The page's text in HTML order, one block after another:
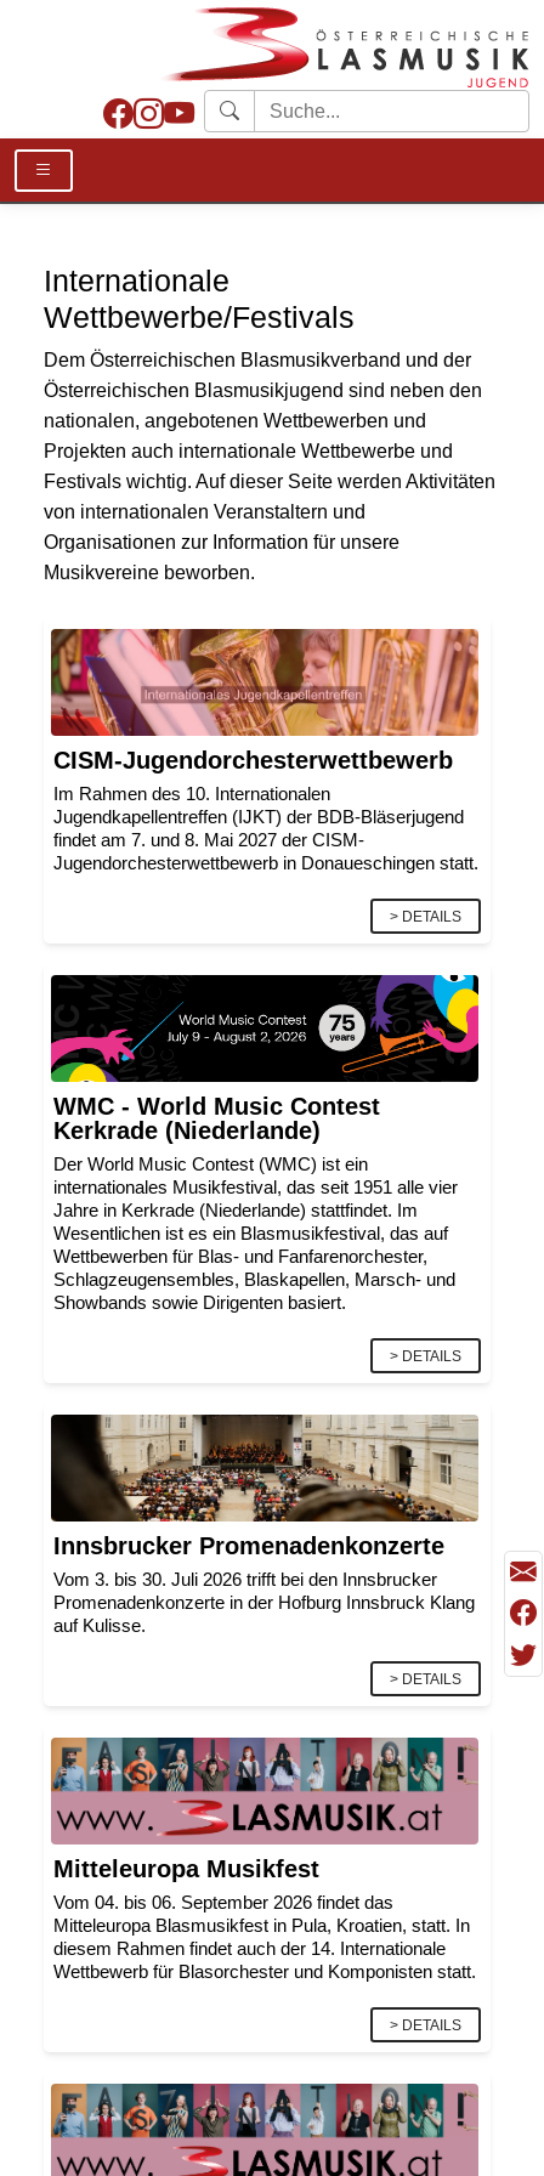
Internationale
Wettbewerbe/Festivals
Dem Österreichischen Blasmusikverband und der
Österreichischen Blasmusikjugend sind neben den
nationalen, angebotenen Wettbewerben und
Projekten auch internationale Wettbewerbe und
Festivals wichtig. Auf dieser Seite werden Aktivitäten
von internationalen Veranstaltern und
Organisationen zur Information für unsere
Musikvereine beworben.
CISM-Jugendorchesterwettbewerb
Im Rahmen des 10. Internationalen
Jugendkapellentreffen (IJKT) der BDB-Bläserjugend
findet am 7. und 8. Mai 2027 der CISM-
Jugendorchesterwettbewerb in Donaueschingen statt.
> DETAILS
WMC - World Music Contest
Kerkrade (Niederlande)
Der World Music Contest (WMC) ist ein
internationales Musikfestival, das seit 1951 alle vier
Jahre in Kerkrade (Niederlande) stattfindet. Im
Wesentlichen ist es ein Blasmusikfestival, das auf
Wettbewerben für Blas- und Fanfarenorchester,
Schlagzeugensembles, Blaskapellen, Marsch- und
Showbands sowie Dirigenten basiert.
> DETAILS
Innsbrucker Promenadenkonzerte
Vom 3. bis 30. Juli 2026 trifft bei den Innsbrucker
Promenadenkonzerte in der Hofburg Innsbruck Klang
auf Kulisse.
> DETAILS
Mitteleuropa Musikfest
Vom 04. bis 06. September 2026 findet das
Mitteleuropa Blasmusikfest in Pula, Kroatien, statt. In
diesem Rahmen findet auch der 14. Internationale
Wettbewerb für Blasorchester und Komponisten statt.
> DETAILS